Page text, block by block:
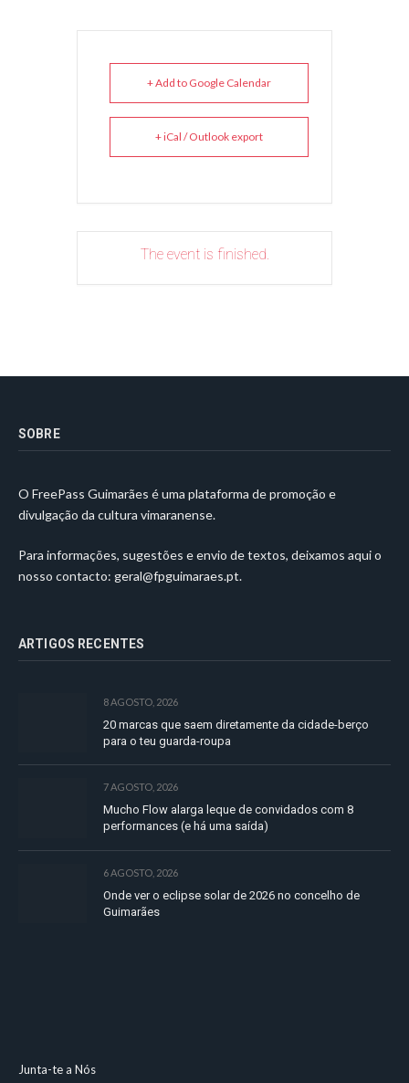
+ Add to Google Calendar
+ iCal / Outlook export
The event is finished.
SOBRE
O FreePass Guimarães é uma plataforma de promoção e
divulgação da cultura vimaranense.
Para informações, sugestões e envio de textos, deixamos aqui o
nosso contacto: geral@fpguimaraes.pt.
ARTIGOS RECENTES
8 AGOSTO, 2026
20 marcas que saem diretamente da cidade-berço
para o teu guarda-roupa
7 AGOSTO, 2026
Mucho Flow alarga leque de convidados com 8
performances (e há uma saída)
6 AGOSTO, 2026
Onde ver o eclipse solar de 2026 no concelho de
Guimarães
Junta-te a Nós